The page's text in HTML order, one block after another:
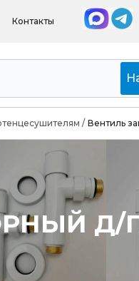
Контакты
/ Вентиль
Д/